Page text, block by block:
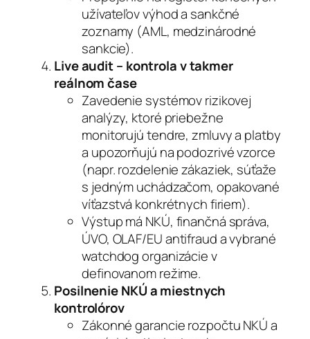
užívateľov výhod a sankčné
zoznamy (AML, medzinárodné
sankcie).
Live audit – kontrola v takmer
reálnom čase
Zavedenie systémov rizikovej
analýzy, ktoré priebežne
monitorujú tendre, zmluvy a platby
a upozorňujú na podozrivé vzorce
(napr. rozdelenie zákaziek, súťaže
s jedným uchádzačom, opakované
víťazstvá konkrétnych firiem).
Výstup má NKÚ, finančná správa,
ÚVO, OLAF/EU antifraud a vybrané
watchdog organizácie v
definovanom režime.
Posilnenie NKÚ a miestnych
kontrolórov
Zákonné garancie rozpočtu NKÚ a